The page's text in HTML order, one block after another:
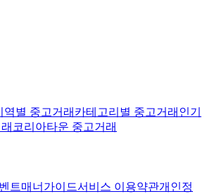
역별 중고거래 카테고리별 중고거래 인기
코리아타운 중고거래
트매너가이드서비스 이용약관개인정